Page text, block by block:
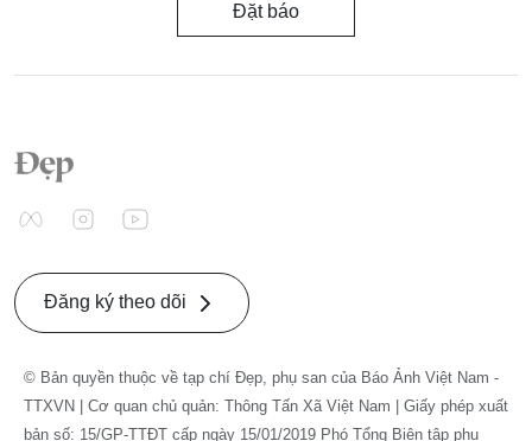
Đặt báo
Đăng ký theo dõi
© Bản quyền thuộc về tạp chí Đẹp, phụ san của Báo Ảnh Việt Nam -
TTXVN | Cơ quan chủ quản: Thông Tấn Xã Việt Nam | Giấy phép xuất
bản số: 15/GP-TTĐT cấp ngày 15/01/2019 Phó Tổng Biên tập phụ